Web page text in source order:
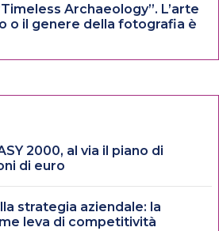
Archaeology”. L’arte
o il genere della fotografia è
2000, al via il piano di
di euro
strategia aziendale: la
leva di competitività